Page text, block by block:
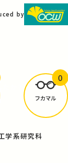
by
か？
フカマル
0
学系研究科